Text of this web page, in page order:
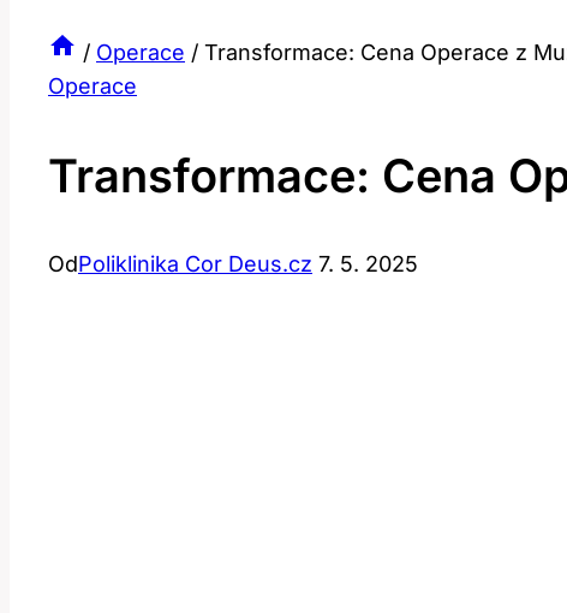
/ Operace / Transformace: Cena Operace z
Operace
Transformace: Cena
OdPoliklinika Cor Deus.cz 7. 5. 2025